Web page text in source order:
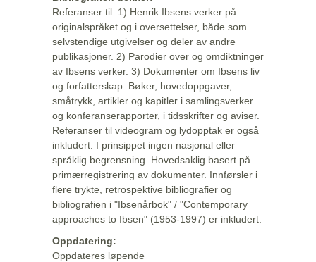
Referanser til: 1) Henrik Ibsens verker på
originalspråket og i oversettelser, både som
selvstendige utgivelser og deler av andre
publikasjoner. 2) Parodier over og omdiktninger
av Ibsens verker. 3) Dokumenter om Ibsens liv
og forfatterskap: Bøker, hovedoppgaver,
småtrykk, artikler og kapitler i samlingsverker
og konferanserapporter, i tidsskrifter og aviser.
Referanser til videogram og lydopptak er også
inkludert. I prinsippet ingen nasjonal eller
språklig begrensning. Hovedsaklig basert på
primærregistrering av dokumenter. Innførsler i
flere trykte, retrospektive bibliografier og
bibliografien i "Ibsenårbok" / "Contemporary
approaches to Ibsen" (1953-1997) er inkludert.
Oppdatering:
Oppdateres løpende